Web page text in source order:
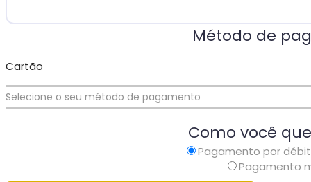
Método de
Cartão
Selecione o seu método de pagamento
Como você
Pagamento por
Pagamento